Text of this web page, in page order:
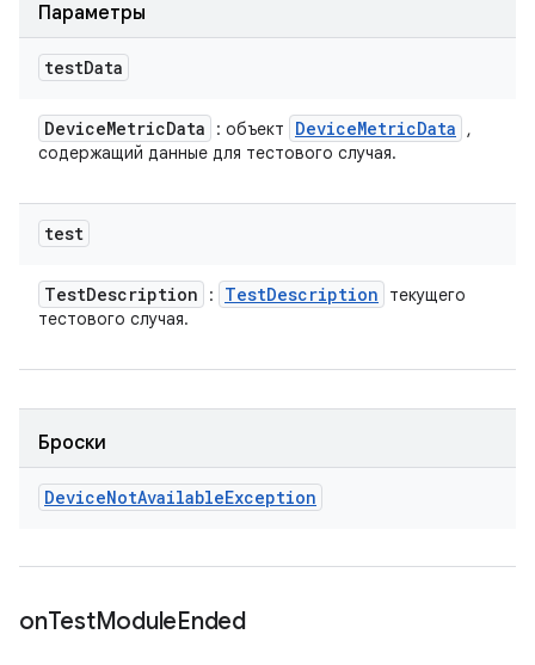
Параметры
testData
DeviceMetricData : объект DeviceMetricData
,
содержащий данные для тестового случая.
test
TestDescription : TestDescription
текущего
тестового случая.
Броски
DeviceNotAvailableException
onTestModuleEnded